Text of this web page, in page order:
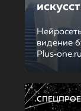
видение
Plus‑one.ru